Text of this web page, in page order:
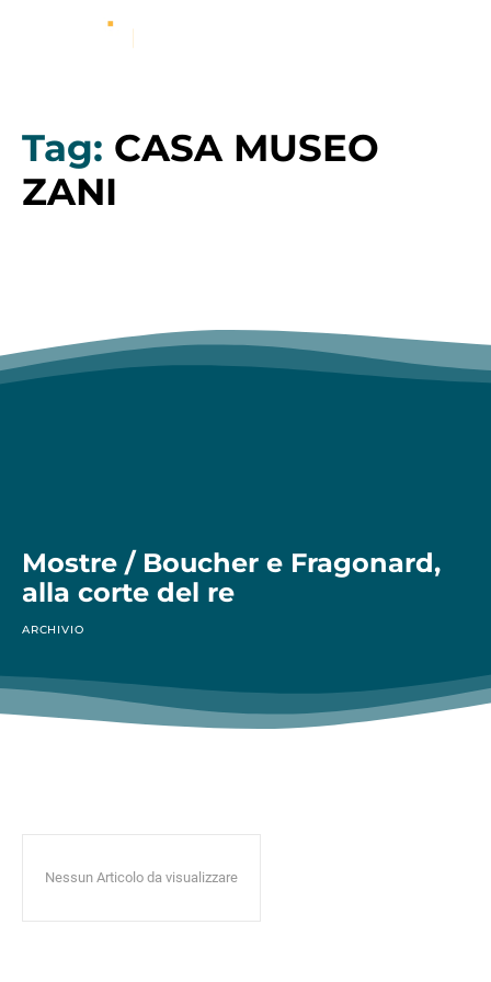
Tag: CASA MUSEO
ZANI
Mostre / Boucher e Fragonard,
alla corte del re
ARCHIVIO
Nessun Articolo da visualizzare